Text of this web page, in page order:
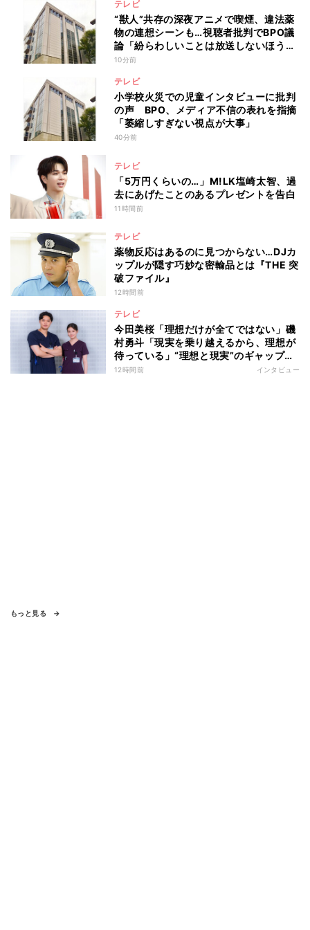
テレビ
“獣人”共存の深夜アニメで喫煙、違法薬
物の連想シーンも…視聴者批判でBPO議
論「紛らわしいことは放送しないほう
が」
10分前
テレビ
小学校火災での児童インタビューに批判
の声 BPO、メディア不信の表れを指摘
「萎縮しすぎない視点が大事」
40分前
テレビ
「5万円くらいの…」M!LK塩崎太智、過
去にあげたことのあるプレゼントを告白
11時間前
テレビ
薬物反応はあるのに見つからない…DJカ
ップルが隠す巧妙な密輸品とは『THE 突
破ファイル』
12時間前
テレビ
今田美桜「理想だけが全てではない」磯
村勇斗「現実を乗り越えるから、理想が
待っている」“理想と現実”のギャップに
悩む人へ 第一線で活躍する俳優2人の
12時間前 インタビュー
もっと見る